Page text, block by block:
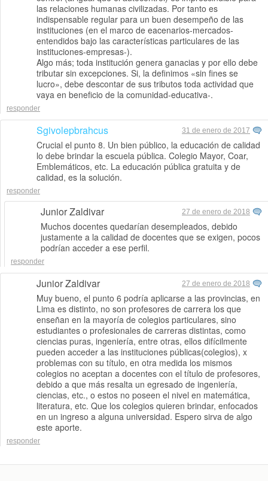
las relaciones humanas civilizadas. Por tanto es
indispensable regular para un buen desempeño de las
instituciones (en el marco de eacenarios-mercados-
entendidos bajo las características particulares de las
instituciones-empresas-).
Algo más; toda institución genera ganacias y por ello debe
tributar sin excepciones. Si, la definimos «sin fines se
lucro», debe descontar de sus tributos toda actividad que
vaya en beneficio de la comunidad-educativa-.
responder
Sgivolepbrahcus 31 de enero de 2017
Crucial el punto 8. Un bien público, la educación de calidad
lo debe brindar la escuela pública. Colegio Mayor, Coar,
Emblemáticos, etc. La educación pública gratuita y de
calidad, es la solución.
responder
Junior Zaldivar 27 de enero de 2018
Muchos docentes quedarían desempleados, debido
justamente a la calidad de docentes que se exigen, pocos
podrían acceder a ese perfil.
responder
Junior Zaldivar 27 de enero de 2018
Muy bueno, el punto 6 podría aplicarse a las provincias, en
Lima es distinto, no son profesores de carrera los que
enseñan en la mayoría de colegios particulares, sino
estudiantes o profesionales de carreras distintas, como
ciencias puras, ingeniería, entre otras, ellos difícilmente
pueden acceder a las instituciones públicas(colegios), x
problemas con su título, en otra medida los mismos
colegios no aceptan a docentes con el título de profesores,
debido a que más resalta un egresado de ingeniería,
ciencias, etc., o estos no poseen el nivel en matemática,
literatura, etc. Que los colegios quieren brindar, enfocados
en un ingreso a alguna universidad. Espero sirva de algo
este aporte.
responder